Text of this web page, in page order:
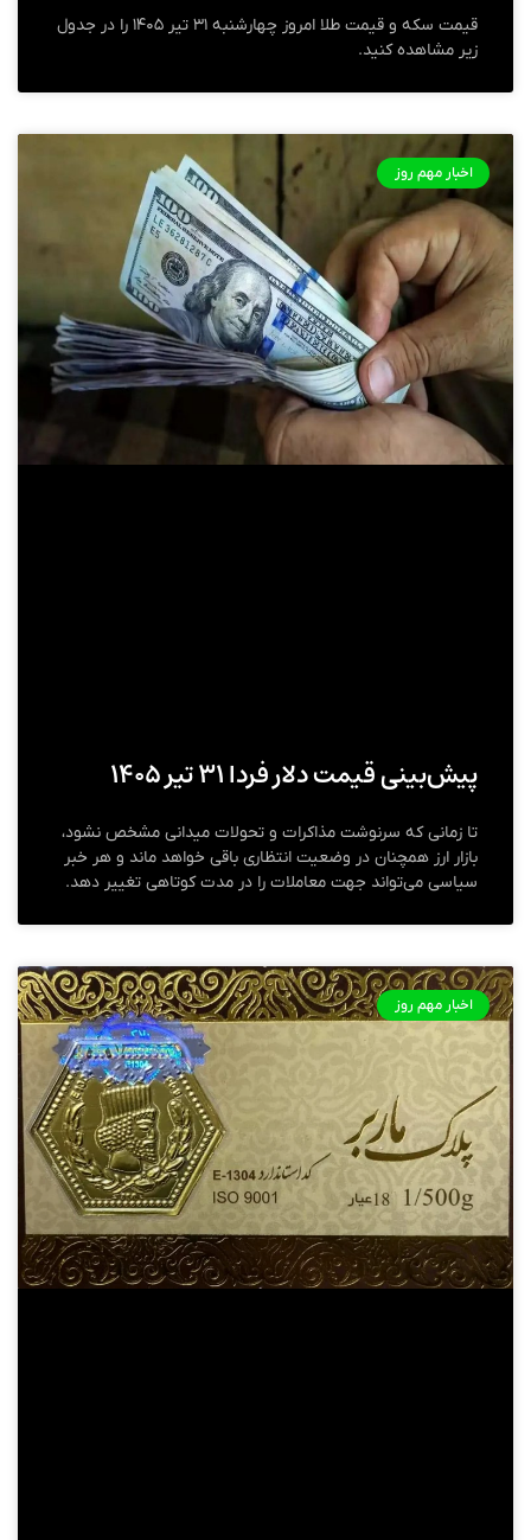
قیمت سکه و قیمت طلا امروز چهارشنبه ۳۱ تیر ۱۴۰۵ را در جدول
زیر مشاهده کنید.
اخبار مهم روز
پیش‌بینی قیمت دلار فردا ۳۱ تیر ۱۴۰۵
تا زمانی که سرنوشت مذاکرات و تحولات میدانی مشخص نشود،
بازار ارز همچنان در وضعیت انتظاری باقی خواهد ماند و هر خبر
سیاسی می‌تواند جهت معاملات را در مدت کوتاهی تغییر دهد.
اخبار مهم روز